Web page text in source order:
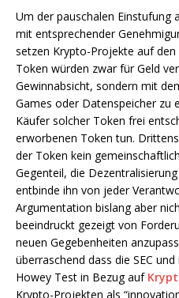
Um der pauschalen Einstufung
mit entsprechender
setzen Krypto-Projekte auf
Token würden zwar für Geld
Gewinnabsicht, sondern mit
Games oder Datenspeicher zu
Käufer solcher Token frei
erworbenen Token tun.
der Token kein
Gegenteil, die
entbinde ihn von jeder
Argumentation bislang aber
beeindruckt gezeigt von
neuen Gegebenheiten
überraschend dass die SEC
Howey Test in Bezug auf
Krypto-Projekten als